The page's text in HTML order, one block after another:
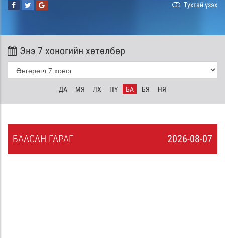
Тухтай үзэх
Энэ 7 хоногийн хөтөлбөр
ДА МЯ ЛХ ПҮ БА БЯ НЯ
2026-08-07
БААСАН ГАРАГ